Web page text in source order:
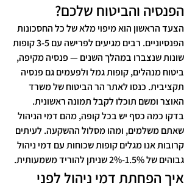
הפנסיה והביטוח שלכם?
הצעד הראשון הוא מיפוי מלא של כל החסכונות
הפנסיוניים. רבים מגיעים לפרישה עם 3-5 קופות
שונות שנצברו במהלך השנים — פנסיה מקיפה,
ביטוח מנהלים, קופות גמל ולפעמים גם פנסיה
תקציבית. כנסו לאתר הר הביטוח של משרד
האוצר ומשם תוכלו לקבל תמונה ראשונית.
בדקו כמה כסף יש בכל קופה, מהם דמי הניהול
שאתם משלמים, ומהו מסלול ההשקעה. לעיתים
קרובות אנו מגלים קופות שכוחות עם דמי ניהול
גבוהים של 1.5%-2% שניתן להוריד משמעותית.
איך הפחתת דמי ניהול לפני